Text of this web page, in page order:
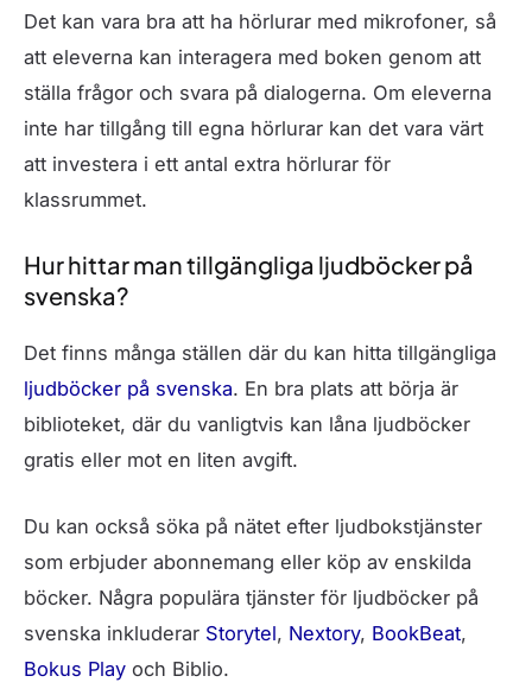
Det kan vara bra att ha hörlurar med mikrofoner, så
att eleverna kan interagera med boken genom att
ställa frågor och svara på dialogerna. Om eleverna
inte har tillgång till egna hörlurar kan det vara värt
att investera i ett antal extra hörlurar för
klassrummet.
Hur hittar man tillgängliga ljudböcker på
svenska?
Det finns många ställen där du kan hitta tillgängliga
ljudböcker på svenska. En bra plats att börja är
biblioteket, där du vanligtvis kan låna ljudböcker
gratis eller mot en liten avgift.
Du kan också söka på nätet efter ljudbokstjänster
som erbjuder abonnemang eller köp av enskilda
böcker. Några populära tjänster för ljudböcker på
svenska inkluderar Storytel, Nextory, BookBeat,
Bokus Play och Biblio.